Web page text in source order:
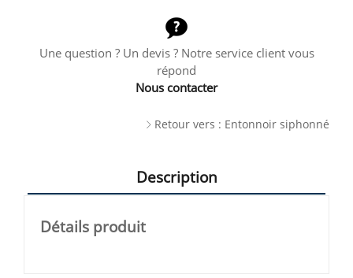
Une question ? Un devis ? Notre service client vous
répond
Nous contacter
Retour vers : Entonnoir siphonné
Description
Détails produit